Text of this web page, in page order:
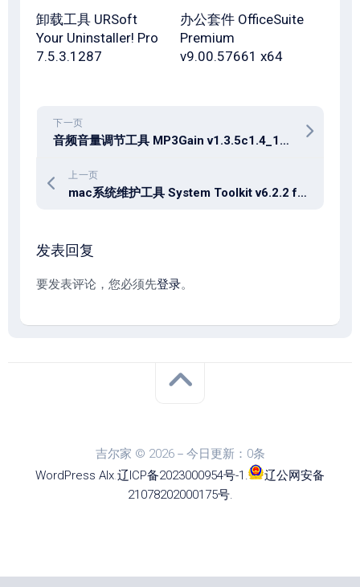
卸载工具 URSoft
Your Uninstaller! Pro
7.5.3.1287
办公套件 OfficeSuite
Premium
v9.00.57661 x64
下一页
音频音量调节工具 MP3Gain v1.3.5c1.4_1 汉化版 + for mac
上一页
mac系统维护工具 System Toolkit v6.2.2 for macos
发表回复
要发表评论，您必须先登录。
吉尔家 © 2026－今日更新：0条
WordPress Alx.辽ICP备2023000954号-1 .
辽公网安备
21078202000175号.